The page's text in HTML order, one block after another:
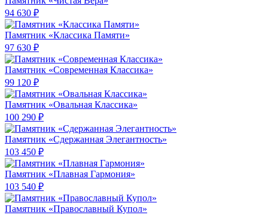
94 630 ₽
Памятник «Классика Памяти»
97 630 ₽
Памятник «Современная Классика»
99 120 ₽
Памятник «Овальная Классика»
100 290 ₽
Памятник «Сдержанная Элегантность»
103 450 ₽
Памятник «Плавная Гармония»
103 540 ₽
Памятник «Православный Купол»